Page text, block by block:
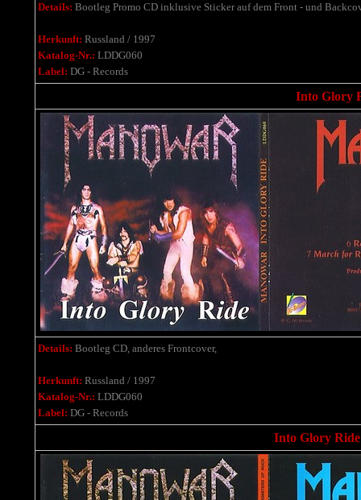
Details: Bootleg Promo CD inklusive Sticker auf dem Front - und
Herkunft: Russland / 1997
Katalog-Nr.: LDDG060
Label: DG - Records
Into Glory
Details: Bootleg CD, anderes Frontcover,
Herkunft: Russland / 1997
Katalog-Nr.: LDDG060
Label: DG - Records
Into Glory